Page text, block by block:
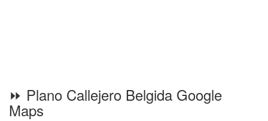
⏩ Plano Callejero Belgida Google
Maps